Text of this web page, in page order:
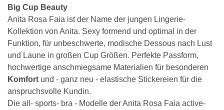
Big Cup Beauty
Anita Rosa Faia ist der Name der jungen Lingerie-
Kollektion von Anita. Sexy formend und optimal in der
Funktion, für unbeschwerte, modische Dessous nach Lust
und Laune in großen Cup Größen. Perfekte Passform,
hochwertige anschmiegsame Materialien für besonderen
Komfort und - ganz neu - elastische Stickereien für die
anspruchsvolle Kundin.
Die all- sports- bra - Modelle der Anita Rosa Faia active-